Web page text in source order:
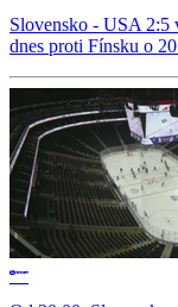
Slovensko - USA 2:5
dnes proti Fínsku o